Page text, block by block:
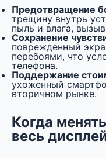
Предотвращение
трещину внутрь
пыль и влага,
Сохранение
поврежденный
перебоями, что
телефона.
Поддержание
ухоженный
вторичном рынке.
Когда
весь